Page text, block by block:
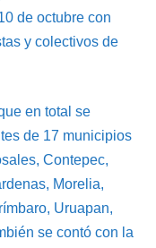
de octubre con
y colectivos de
en total se
de 17 municipios
Contepec,
Morelia,
Uruapan,
se contó con la